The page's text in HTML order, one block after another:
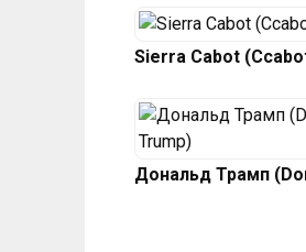
Sierra Cabot
Дональд Трамп